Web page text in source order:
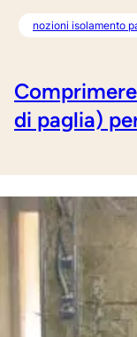
nozioni isolamento
di paglia)